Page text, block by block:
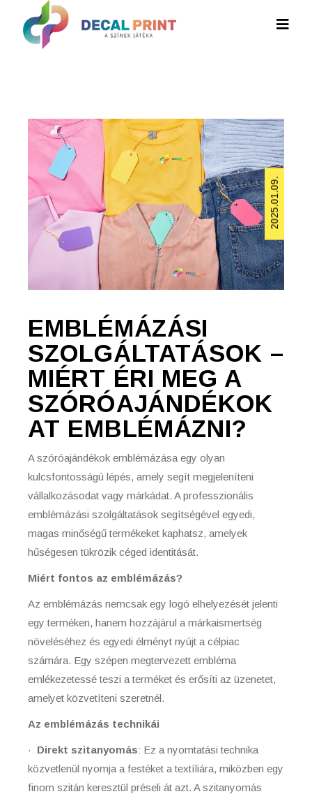
2025.01.09.
EMBLÉMÁZÁSI
SZOLGÁLTATÁSOK –
MIÉRT ÉRI MEG A
SZÓRÓAJÁNDÉKOK
AT EMBLÉMÁZNI?
A szóróajándékok emblémázása egy olyan
kulcsfontosságú lépés, amely segít megjeleníteni
vállalkozásodat vagy márkádat. A professzionális
emblémázási szolgáltatások segítségével egyedi,
magas minőségű termékeket kaphatsz, amelyek
hűségesen tükrözik céged identitását.
Miért fontos az emblémázás?
Az emblémázás nemcsak egy logó elhelyezését jelenti
egy terméken, hanem hozzájárul a márkaismertség
növeléséhez és egyedi élményt nyújt a célpiac
számára. Egy szépen megtervezett embléma
emlékezetessé teszi a terméket és erősíti az üzenetet,
amelyet közvetíteni szeretnél.
Az emblémázás technikái
· Direkt szitanyomás: Ez a nyomtatási technika
közvetlenül nyomja a festéket a textíliára, miközben egy
finom szitán keresztül préseli át azt. A szitanyomás